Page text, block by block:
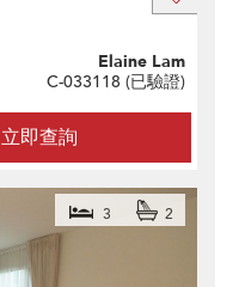
立即查詢
Elaine Lam
C-033118 (已驗證)
3 2